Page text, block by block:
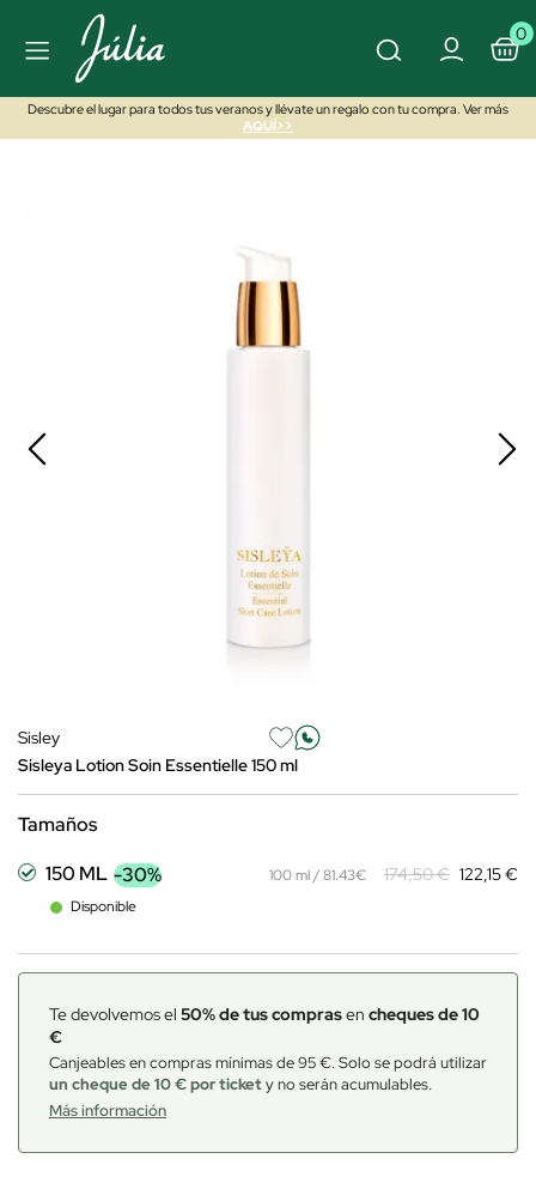
0
Descubre el lugar para todos tus veranos y llévate un regalo con tu compra. Ver más
AQUÍ>>
Sisley
Sisleya Lotion Soin Essentielle 150 ml
Tamaños
150 ML -30%
Disponible
100 ml / 81.43€ 174,50 € 122,15 €
Te devolvemos el 50% de tus comprasen cheques de 10
€
Canjeables en compras mínimas de 95 €. Solo se podrá utilizar
un cheque de 10 € por tickety no serán acumulables.
Más información